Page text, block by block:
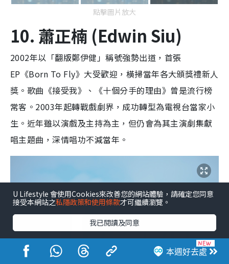
點擊圖片放大
10. 蕭正楠 (Edwin Siu)
2002年以「翻版鄭伊健」稱號強勢出道，首張
EP《Born To Fly》大受歡迎，橫掃當年各大頒獎禮新人
獎。歌曲《接受我》、《十個分手的理由》曾是流行榜
常客。2003年起轉戰戲劇界，成功轉型為電視台當家小
生。近年雖以演戲及主持為主，但仍會為其主演劇集獻
唱主題曲，深情唱功不減當年。
本週好去處
U Lifestyle 會使用Cookies來改善您的網站體驗，請確定您同意
接受本網站之私隱政策和使用條款才可繼續瀏覽。
我已閱讀及同意